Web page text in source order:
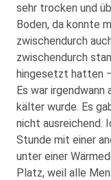
sehr trocken und
Boden, da konnte
zwischendurch
zwischendurch
hingesetzt hatten
Es war irgendwann
kälter wurde. Es
nicht ausreichend.
Stunde mit einer
unter einer
Platz, weil alle